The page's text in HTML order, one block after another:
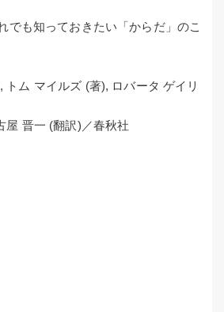
でも知っておきたい「からだ」のこ
トム マイルズ (著), ロバータ ゲイリ
屋 晋一 (翻訳)／春秋社